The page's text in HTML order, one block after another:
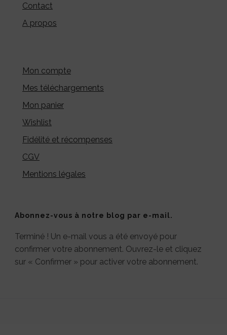
Contact
A propos
Mon compte
Mes téléchargements
Mon panier
Wishlist
Fidélité et récompenses
CGV
Mentions légales
Abonnez-vous à notre blog par e-mail.
Terminé ! Un e-mail vous a été envoyé pour
confirmer votre abonnement. Ouvrez-le et cliquez
sur « Confirmer » pour activer votre abonnement.